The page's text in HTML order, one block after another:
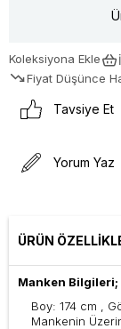
Koleksiyona Ekle
Fiyat Düşünce
Tavsiye Et
Yorum Yaz
ÜRÜN
Manken Bilgileri;
Boy: 174 cm ,
Mankenin